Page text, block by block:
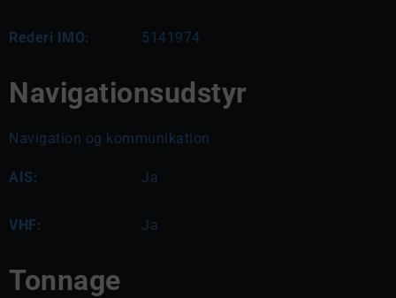
Rederi IMO: 5141974
Navigationsudstyr
Navigation og kommunikation
AIS: Ja
VHF: Ja
Tonnage